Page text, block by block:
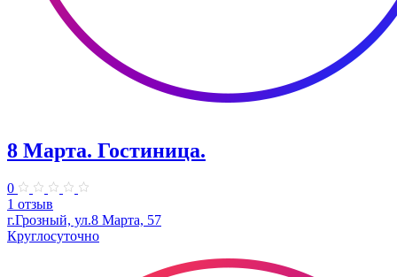
8 Марта. Гостиница.
0
1 отзыв
г.Грозный, ул.8 Марта, 57
Круглосуточно